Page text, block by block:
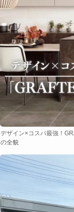
デザイン×コスパ最強！
の全貌